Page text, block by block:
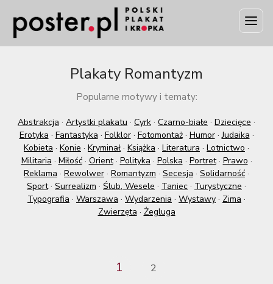
Plakaty Romantyzm
Popularne motywy i tematy:
Abstrakcja · Artystki plakatu · Cyrk · Czarno-białe · Dziecięce ·
Erotyka · Fantastyka · Folklor· Fotomontaż· Humor·Judaika ·
Kobieta · Konie · Kryminał · Książka · Literatura · Lotnictwo ·
Militaria · Miłość· Orient· Polityka · Polska · Portret· Prawo ·
Reklama · Rewolwer · Romantyzm · Secesja · Solidarność ·
Sport· Surrealizm · Ślub, Wesele · Taniec · Turystyczne ·
Typografia · Warszawa · Wydarzenia · Wystawy · Zima ·
Zwierzęta · Żegluga
1 2